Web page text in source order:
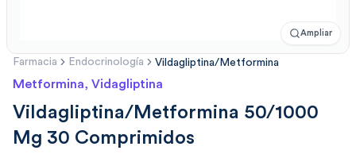
Ampliar
Farmacia Endocrinología Vildagliptina/Metformina
Metformina, Vidagliptina
Vildagliptina/Metformina 50/1000
Mg 30 Comprimidos